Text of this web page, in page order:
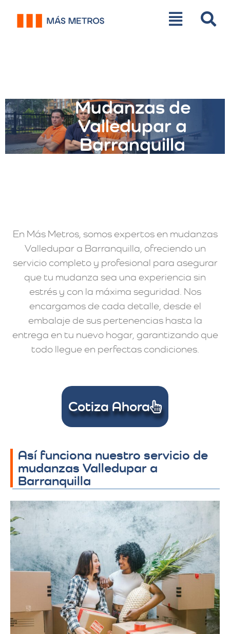
Mudanzas de
Valledupar a
Barranquilla
En Más Metros, somos expertos en mudanzas
Valledupar a Barranquilla, ofreciendo un
servicio completo y profesional para asegurar
que tu mudanza sea una experiencia sin
estrés y con la máxima seguridad. Nos
encargamos de cada detalle, desde el
embalaje de sus pertenencias hasta la
entrega en tu nuevo hogar, garantizando que
todo llegue en perfectas condiciones.
Cotiza Ahora
Así funciona nuestro servicio de
mudanzas Valledupar a
Barranquilla